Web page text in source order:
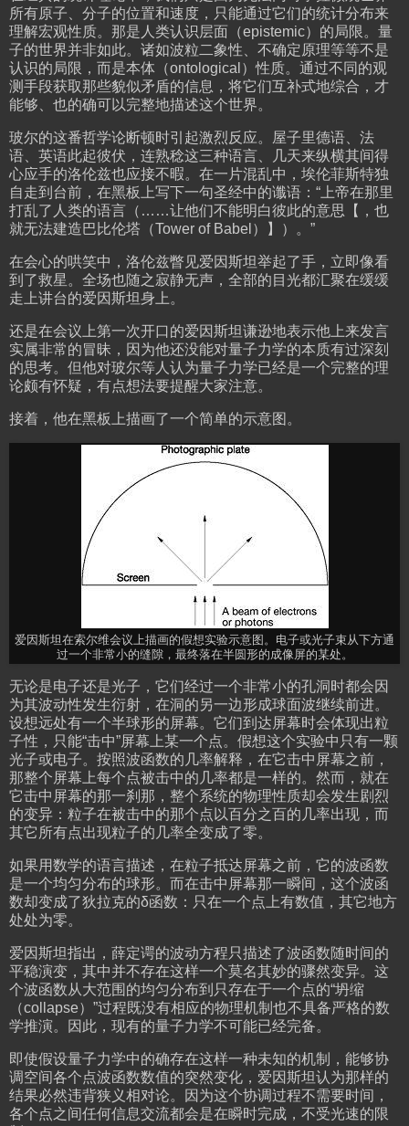
所有原子、分子的位置和速度，只能通过它们的统计分布来
理解宏观性质。那是人类认识层面（epistemic）的局限。量
子的世界并非如此。诸如波粒二象性、不确定原理等等不是
认识的局限，而是本体（ontological）性质。通过不同的观
测手段获取那些貌似矛盾的信息，将它们互补式地综合，才
能够、也的确可以完整地描述这个世界。
玻尔的这番哲学论断顿时引起激烈反应。屋子里德语、法
语、英语此起彼伏，连熟稔这三种语言、几天来纵横其间得
心应手的洛伦兹也应接不暇。在一片混乱中，埃伦菲斯特独
自走到台前，在黑板上写下一句圣经中的谶语：“上帝在那里
打乱了人类的语言（……让他们不能明白彼此的意思【，也
就无法建造巴比伦塔（Tower of Babel）】）。”
在会心的哄笑中，洛伦兹瞥见爱因斯坦举起了手，立即像看
到了救星。全场也随之寂静无声，全部的目光都汇聚在缓缓
走上讲台的爱因斯坦身上。
还是在会议上第一次开口的爱因斯坦谦逊地表示他上来发言
实属非常的冒昧，因为他还没能对量子力学的本质有过深刻
的思考。但他对玻尔等人认为量子力学已经是一个完整的理
论颇有怀疑，有点想法要提醒大家注意。
接着，他在黑板上描画了一个简单的示意图。
爱因斯坦在索尔维会议上描画的假想实验示意图。电子或光子束从下方通
过一个非常小的缝隙，最终落在半圆形的成像屏的某处。
无论是电子还是光子，它们经过一个非常小的孔洞时都会因
为其波动性发生衍射，在洞的另一边形成球面波继续前进。
设想远处有一个半球形的屏幕。它们到达屏幕时会体现出粒
子性，只能“击中”屏幕上某一个点。假想这个实验中只有一颗
光子或电子。按照波函数的几率解释，在它击中屏幕之前，
那整个屏幕上每个点被击中的几率都是一样的。然而，就在
它击中屏幕的那一刹那，整个系统的物理性质却会发生剧烈
的变异：粒子在被击中的那个点以百分之百的几率出现，而
其它所有点出现粒子的几率全变成了零。
如果用数学的语言描述，在粒子抵达屏幕之前，它的波函数
是一个均匀分布的球形。而在击中屏幕那一瞬间，这个波函
数却变成了狄拉克的δ函数：只在一个点上有数值，其它地方
处处为零。
爱因斯坦指出，薛定谔的波动方程只描述了波函数随时间的
平稳演变，其中并不存在这样一个莫名其妙的骤然变异。这
个波函数从大范围的均匀分布到只存在于一个点的“坍缩
（collapse）”过程既没有相应的物理机制也不具备严格的数
学推演。因此，现有的量子力学不可能已经完备。
即使假设量子力学中的确存在这样一种未知的机制，能够协
调空间各个点波函数数值的突然变化，爱因斯坦认为那样的
结果必然违背狭义相对论。因为这个协调过程不需要时间，
各个点之间任何信息交流都会是在瞬时完成，不受光速的限